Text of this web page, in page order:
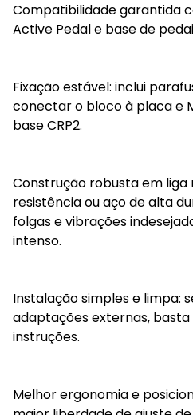
Compatibilidade garantida
Active Pedal e base de
Fixação estável: inclui
conectar o bloco à placa e
base CRP2.
Construção robusta em
resistência ou aço de alta
folgas e vibrações
intenso.
Instalação simples e limpa:
adaptações externas,
instruções.
Melhor ergonomia e